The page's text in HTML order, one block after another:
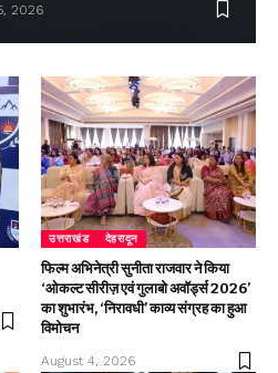
2026
उत्तराखंड देहरादून
फिल्म अभिनेत्री सुनीता राजवार ने किया
‘ओकल्ट सीरीज़ एवं गुलाबो अवॉर्ड्स 2026’
का शुभारंभ, ‘निरावधी’ काव्य संग्रह का हुआ
विमोचन
August 4, 2026